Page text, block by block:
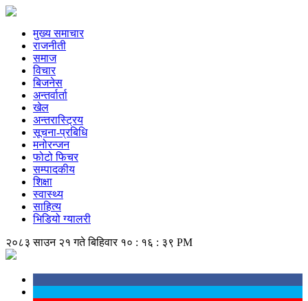
मुख्य समाचार
राजनीती
समाज
विचार
बिजनेस
अन्तर्वार्ता
खेल
अन्तरास्ट्रिय
सूचना-प्रबिधि
मनोरन्जन
फोटो फिचर
सम्पादकीय
शिक्षा
स्वास्थ्य
साहित्य
भिडियो ग्यालरी
२०८३ साउन २१ गते बिहिवार १० : १६ : ४० PM